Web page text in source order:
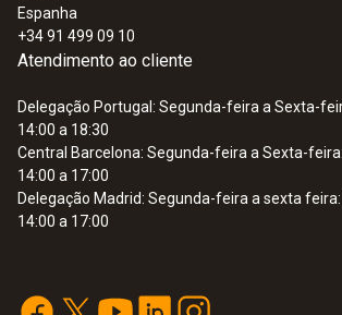
Espanha
+34 91 499 09 10
Atendimento ao cliente
Delegação Portugal: Segunda-feira a Sexta-
14:00 a 18:30
Central Barcelona: Segunda-feira a Sexta-
14:00 a 17:00
Delegação Madrid: Segunda-feira a sexta
14:00 a 17:00